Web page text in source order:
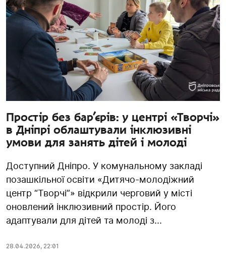
Простір без бар’єрів: у центрі «Творчі»
в Дніпрі облаштували інклюзивні
умови для занять дітей і молоді
Доступний Дніпро. У комунальному закладі
позашкільної освіти «Дитячо-молодіжний
центр “Творчі”» відкрили черговий у місті
оновлений інклюзивний простір. Його
адаптували для дітей та молоді з...
28.04.2026, 22:01